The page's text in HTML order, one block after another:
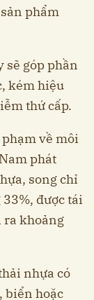
phẩm
sẽ góp phần
kém hiệu
thứ cấp.
về môi
phát
song chỉ
được tái
ra khoảng
nhựa có
biển hoặc